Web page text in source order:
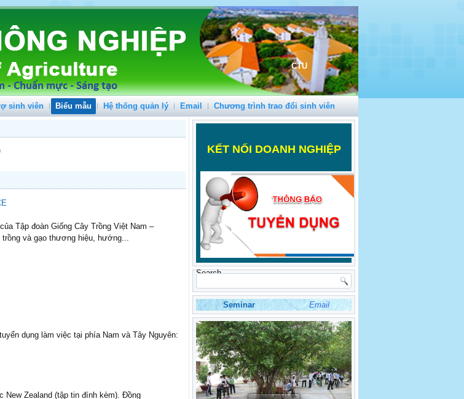
CTU
sinh viên Biểu mẫu Hệ thống quản lý Email Chương trình trao đổi sinh viên
Tập đoàn Giống Cây Trồng Việt Nam –
và gạo thương hiệu, hướng...
dụng làm việc tại phía Nam và Tây Nguyên:
Zealand (tập tin đính kèm). Đồng
KẾT NỐI DOANH NGHIỆP
Search
Seminar Email